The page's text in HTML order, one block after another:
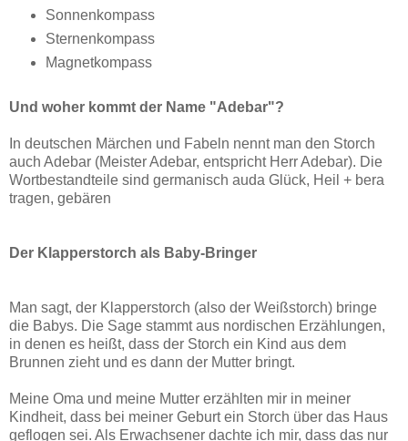
Sonnenkompass
Sternenkompass
Magnetkompass
Und woher kommt der Name "Adebar"?
In deutschen Märchen und Fabeln nennt man den Storch
auch Adebar (Meister Adebar, entspricht Herr Adebar). Die
Wortbestandteile sind germanisch auda Glück, Heil + bera
tragen, gebären
Der Klapperstorch als Baby-Bringer
Man sagt, der Klapperstorch (also der Weißstorch) bringe
die Babys. Die Sage stammt aus nordischen Erzählungen,
in denen es heißt, dass der Storch ein Kind aus dem
Brunnen zieht und es dann der Mutter bringt.
Meine Oma und meine Mutter erzählten mir in meiner
Kindheit, dass bei meiner Geburt ein Storch über das Haus
geflogen sei. Als Erwachsener dachte ich mir, dass das nur